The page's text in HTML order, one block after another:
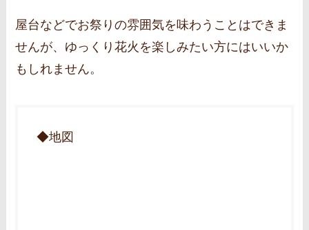
屋台などでお祭りの雰囲気を味わうことはできま
せんが、ゆっくり花火を楽しみたい方にはいいか
もしれません。
◆地図